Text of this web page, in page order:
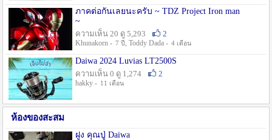
ภาคต่อกันเลยนะครับ ~ TDZ Project Iron man
~
ความเห็น 20 ดู 5,293
2
Khunakorn - 7 ปี , Toddy Dada - 4 เดือน
Daiwa 2024 Luvias LT2500S
ความเห็น 0 ดู 1,274
2
hakky - 11 เดือน
ห้องของสะสม
ฝูง คุณปู่ Daiwa